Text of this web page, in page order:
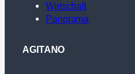
Wirtschaft
Panorama
AGITANO